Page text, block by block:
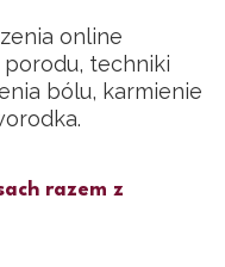
online
techniki
bólu, karmienie
razem z